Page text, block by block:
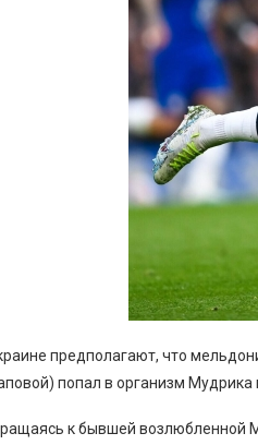
предполагают, что
попал в организм Мудрика
к бывшей возлюбленной